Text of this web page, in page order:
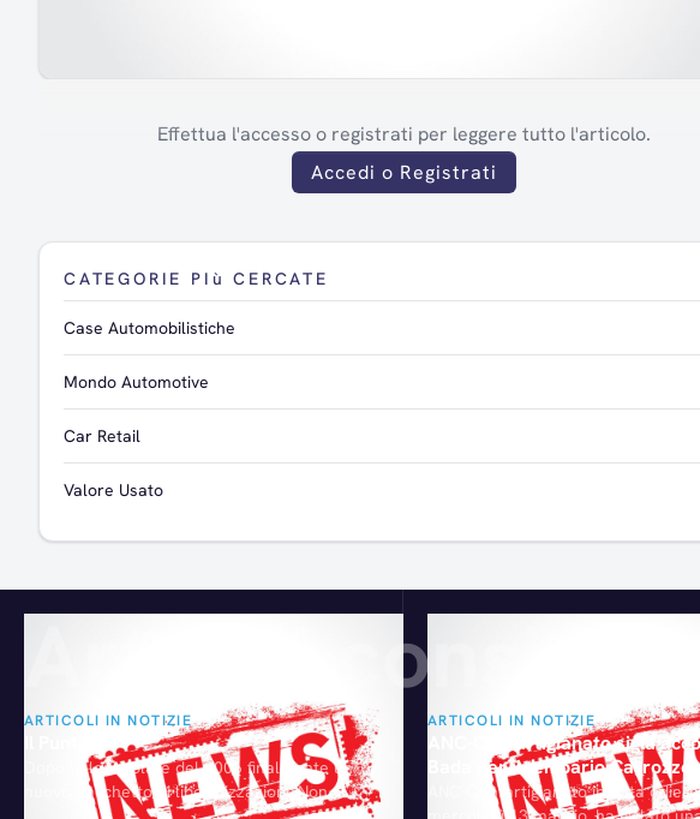
Effettua l'accesso o registrati per leggere tutto l'articolo.
Accedi o Registrati
CATEGORIE PIù CERCATE
Case Automobilistiche
Mondo Automotive
Car Retail
Valore Usato
Articoli
ARTICOLI IN NOTIZIE
Dopo le lenzuolate del 2006 finalmente un
nuovo pacchetto di liberalizzazioni. Non si
ARTICOLI IN NOTIZIE
ANC-Confartigianato sigla
Bada per il tempario
ANC-Confartigianato in data